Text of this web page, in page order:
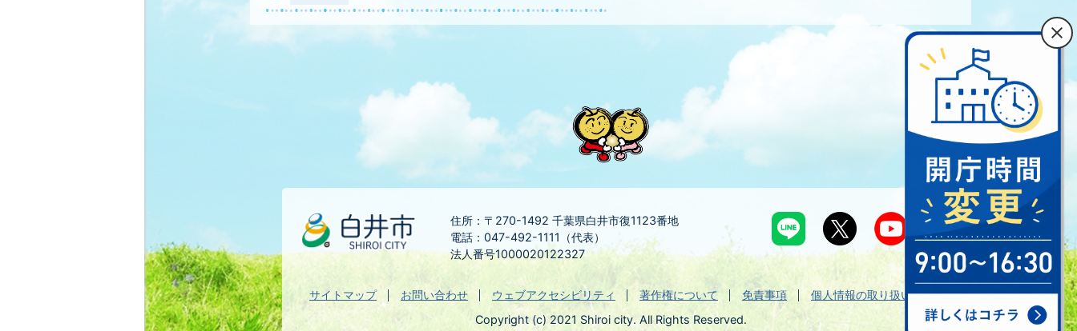
住所：〒270-1492 千葉県白井市復1123番地
電話：047-492-1111（代表）
法人番号1000020122327
サイトマップ お問い合わせ ウェブアクセシビリティ 著作権について 免責事項
個人情報の取り扱い
Copyright (c) 2021 Shiroi city. All Rights Reserved.